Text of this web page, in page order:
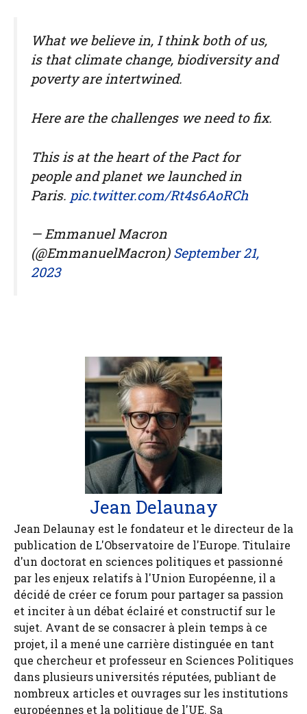
What we believe in, I think both of us,
is that climate change, biodiversity and
poverty are intertwined.
Here are the challenges we need to fix.
This is at the heart of the Pact for
people and planet we launched in
Paris. pic.twitter.com/Rt4s6AoRCh
— Emmanuel Macron
(@EmmanuelMacron) September 21,
2023
Jean Delaunay
Jean Delaunay est le fondateur et le directeur de la
publication de L'Observatoire de l'Europe. Titulaire
d'un doctorat en sciences politiques et passionné
par les enjeux relatifs à l'Union Européenne, il a
décidé de créer ce forum pour partager sa passion
et inciter à un débat éclairé et constructif sur le
sujet. Avant de se consacrer à plein temps à ce
projet, il a mené une carrière distinguée en tant
que chercheur et professeur en Sciences Politiques
dans plusieurs universités réputées, publiant de
nombreux articles et ouvrages sur les institutions
européennes et la politique de l'UE. Sa